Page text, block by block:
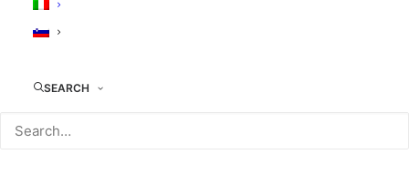
SEARCH
Država produkcije
Filmski žanr
KOLOKACIJA